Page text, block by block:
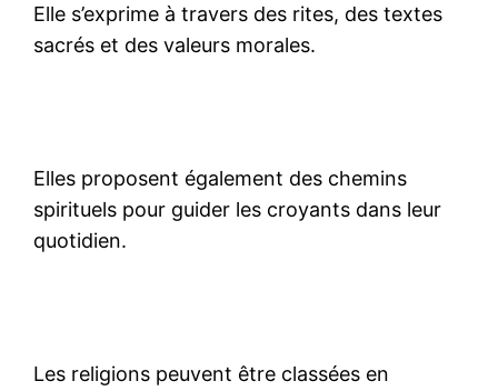
Elle s’exprime à travers des rites, des textes
sacrés et des valeurs morales.
Elles proposent également des chemins
spirituels pour guider les croyants dans leur
quotidien.
Les religions peuvent être classées en